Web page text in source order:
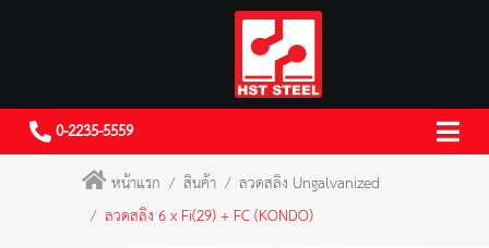
0-2235-5559
หน้าแรก
สินค้า
ลวดสลิง Ungalvanized
ลวดสลิง 6 x Fi(29) + FC (KONDO)